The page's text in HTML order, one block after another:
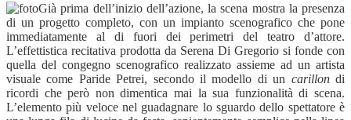
Già prima dell’inizio dell’azione, la scena mostra la presenza
di un progetto completo, con un impianto scenografico che pone
immediatamente al di fuori dei perimetri del teatro d’attore.
L’effettistica recitativa prodotta da Serena Di Gregorio si fonde con
quella del congegno scenografico realizzato assieme ad un artista
visuale come Paride Petrei, secondo il modello di un carillondi
ricordi che però non dimentica mai la sua funzionalità di scena.
L’elemento più veloce nel guadagnare lo sguardo dello spettatore è